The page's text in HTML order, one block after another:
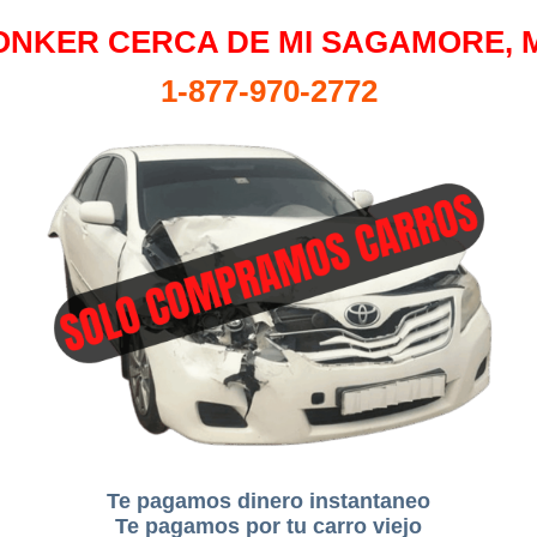
CERCA DE MI SAGAMORE,
1-877-970-2772
Te pagamos dinero instantaneo
Te pagamos por tu carro viejo